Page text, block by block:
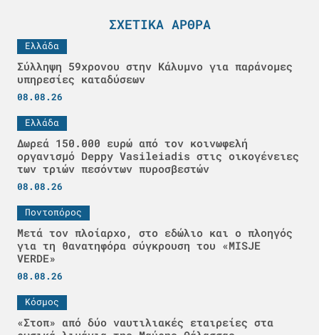
ΣΧΕΤΙΚΆ ΆΡΘΡΑ
Ελλάδα
Σύλληψη 59χρονου στην Κάλυμνο για παράνομες
υπηρεσίες καταδύσεων
08.08.26
Ελλάδα
Δωρεά 150.000 ευρώ από τον κοινωφελή
οργανισμό Deppy Vasileiadis στις οικογένειες
των τριών πεσόντων πυροσβεστών
08.08.26
Ποντοπόρος
Μετά τον πλοίαρχο, στο εδώλιο και ο πλοηγός
για τη θανατηφόρα σύγκρουση του «MISJE
VERDE»
08.08.26
Κόσμος
«Στοπ» από δύο ναυτιλιακές εταιρείες στα